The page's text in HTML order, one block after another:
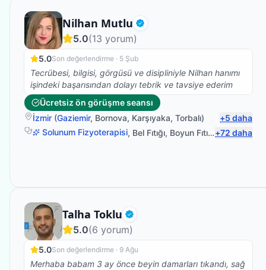
Nilhan Mutlu Doğrulanmış
Fizyoterapist
5.0(13 yorum)
5.0Son değerlendirme · 5 Şub
Tecrübesi, bilgisi, görgüsü ve disipliniyle Nilhan hanımı
işindeki başarısından dolayı tebrik ve tavsiye ederim
Ücretsiz ön görüşme seansı
İzmir (Gaziemir, Bornova, Karşıyaka, Torbalı) +5 daha
Solunum Fizyoterapisi, Bel Fıtığı, Boyun Fıtığı ,Omuz Bağ
+72 daha
Talha Toklu Doğrulanmış
Fizyoterapist
5.0(6 yorum)
5.0Son değerlendirme · 9 Ağu
Merhaba babam 3 ay önce beyin damarları tıkandı, sağ